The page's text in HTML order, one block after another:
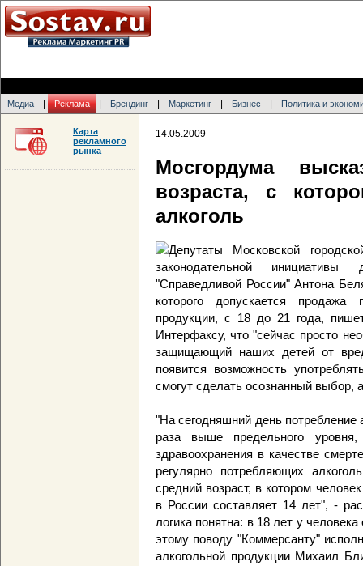
Медиа Реклама Брендинг Маркетинг Бизнес Политика и
14.05.2009
Мосгордума
возраста, с
алкоголь
Депутаты Московской
законодательной
"Справедливой России" Антона
которого допускается продажа
продукции, с 18 до 21 года,
Интерфаксу, что "сейчас просто
защищающий наших детей от
появится возможность
смогут сделать осознанный выбор,
"На сегодняшний день
раза выше предельного уровня,
здравоохранения в качестве
регулярно потребляющих
средний возраст, в котором
в России составляет 14 лет", -
логика понятна: в 18 лет у
этому поводу "Коммерсанту"
алкогольной продукции Михаил
Карта
рекламного
рынка